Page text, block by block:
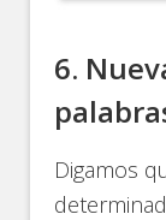
6.
Digamos